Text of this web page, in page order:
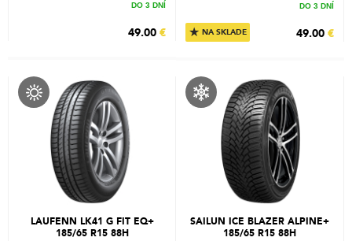
DO 3 DNÍ
49.00 € ★ NA SKLADE
DO 3 DNÍ
49.00 €
LAUFENN LK41 G FIT EQ+
185/65 R15 88H
SAILUN ICE BLAZER ALPINE+
185/65 R15 88H